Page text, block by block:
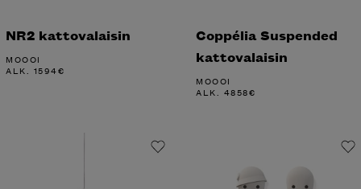
NR2 kattovalaisin
MOOOI
ALK. 1594€
Coppélia Suspended
kattovalaisin
MOOOI
ALK. 4858€